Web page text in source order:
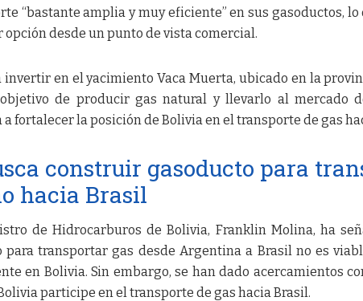
“bastante amplia y muy eficiente” en sus gasoductos, lo
opción desde un punto de vista comercial.
invertir en el yacimiento Vaca Muerta, ubicado en la
de producir gas natural y llevarlo al mercado
fortalecer la posición de Bolivia en el transporte de gas
construir gasoducto para
hacia Brasil
de Hidrocarburos de Bolivia, Franklin Molina, ha
para transportar gas desde Argentina a Brasil no es
en Bolivia. Sin embargo, se han dado acercamientos
participe en el transporte de gas hacia Brasil.